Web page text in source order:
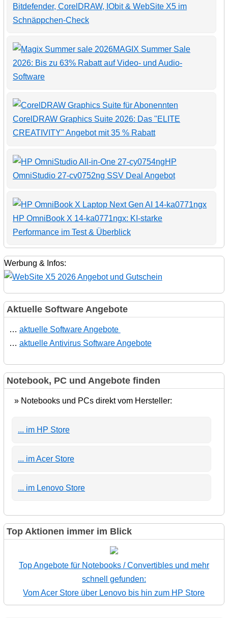
Bitdefender, CorelDRAW, IObit & WebSite X5 im
Schnäppchen-Check
MAGIX Summer Sale
2026: Bis zu 63% Rabatt auf Video- und Audio-
Software
CorelDRAW Graphics Suite 2026: Das "ELITE
CREATIVITY" Angebot mit 35 % Rabatt
HP
OmniStudio 27-cv0752ng SSV Deal Angebot
HP OmniBook X 14-ka0771ngx: KI-starke
Performance im Test & Überblick
Werbung & Infos:
Aktuelle Software Angebote
… aktuelle Software Angebote
… aktuelle Antivirus Software Angebote
Notebook, PC und Angebote finden
» Notebooks und PCs direkt vom Hersteller:
... im HP Store
... im Acer Store
... im Lenovo Store
Top Aktionen immer im Blick
Top Angebote für Notebooks / Convertibles und mehr
schnell gefunden:
Vom Acer Store über Lenovo bis hin zum HP Store